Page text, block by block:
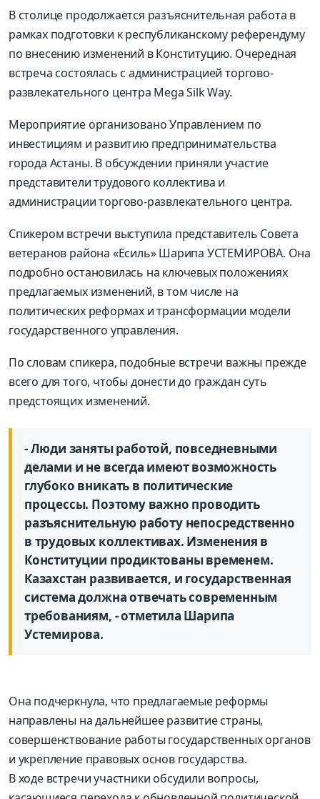
В столице продолжается разъяснительная работа в
рамках подготовки к республиканскому референдуму
по внесению изменений в Конституцию. Очередная
встреча состоялась с администрацией торгово-
развлекательного центра Mega Silk Way.
Мероприятие организовано Управлением по
инвестициям и развитию предпринимательства
города Астаны. В обсуждении приняли участие
представители трудового коллектива и
администрации торгово-развлекательного центра.
Спикером встречи выступила представитель Совета
ветеранов района «Есиль» Шарипа УСТЕМИРОВА. Она
подробно остановилась на ключевых положениях
предлагаемых изменений, в том числе на
политических реформах и трансформации модели
государственного управления.
По словам спикера, подобные встречи важны прежде
всего для того, чтобы донести до граждан суть
предстоящих изменений.
- Люди заняты работой, повседневными
делами и не всегда имеют возможность
глубоко вникать в политические
процессы. Поэтому важно проводить
разъяснительную работу непосредственно
в трудовых коллективах. Изменения в
Конституции продиктованы временем.
Казахстан развивается, и государственная
система должна отвечать современным
требованиям, - отметила Шарипа
Устемирова.
Она подчеркнула, что предлагаемые реформы
направлены на дальнейшее развитие страны,
совершенствование работы государственных органов
и укрепление правовых основ государства.
В ходе встречи участники обсудили вопросы,